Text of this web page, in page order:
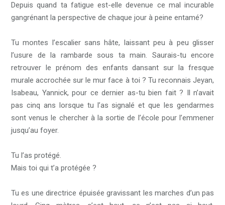
Depuis quand ta fatigue est-elle devenue ce mal incurable
gangrénant la perspective de chaque jour à peine entamé?
Tu montes l’escalier sans hâte, laissant peu à peu glisser
l’usure de la rambarde sous ta main. Saurais-tu encore
retrouver le prénom des enfants dansant sur la fresque
murale accrochée sur le mur face à toi ? Tu reconnais Jeyan,
Isabeau, Yannick, pour ce dernier as-tu bien fait ? Il n’avait
pas cinq ans lorsque tu l’as signalé et que les gendarmes
sont venus le chercher à la sortie de l’école pour l’emmener
jusqu’au foyer.
Tu l’as protégé.
Mais toi qui t’a protégée ?
Tu es une directrice épuisée gravissant les marches d’un pas